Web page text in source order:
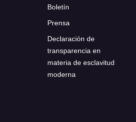
Boletín
Prensa
Declaración de
transparencia en
materia de esclavitud
moderna